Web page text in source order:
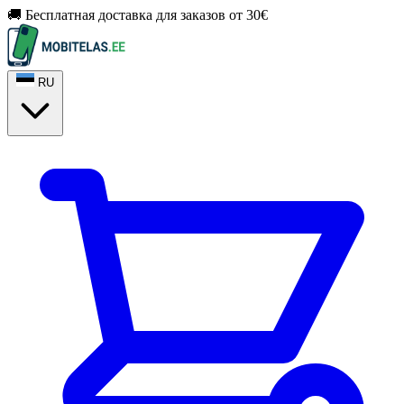
🚚 Бесплатная доставка для заказов от 30€
RU